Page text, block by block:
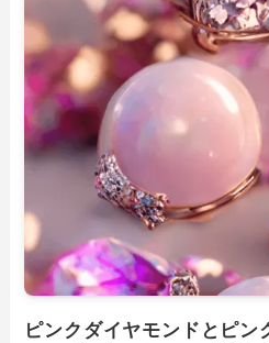
ピンクダイヤモンドとピン